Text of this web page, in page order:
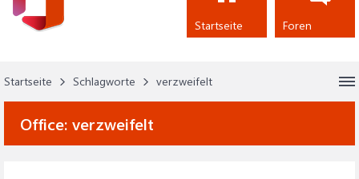
Startseite Schlagworte verzweifelt
Office: verzweifelt
Startseite Foren